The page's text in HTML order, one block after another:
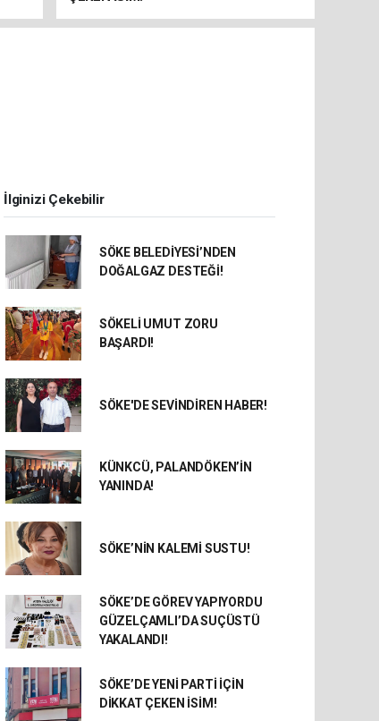
İlginizi Çekebilir
SÖKE BELEDİYESİ’NDEN
DOĞALGAZ DESTEĞİ!
SÖKELİ UMUT ZORU
BAŞARDI!
SÖKE'DE SEVİNDİREN HABER!
KÜNKCÜ, PALANDÖKEN’İN
YANINDA!
SÖKE’NİN KALEMİ SUSTU!
SÖKE’DE GÖREV YAPIYORDU
GÜZELÇAMLI’DA SUÇÜSTÜ
YAKALANDI!
SÖKE’DE YENİ PARTİ İÇİN
DİKKAT ÇEKEN İSİM!